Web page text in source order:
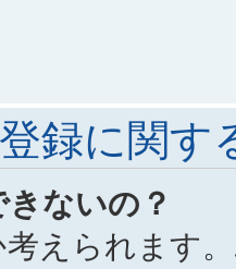
録に関す
ないの？
えられます